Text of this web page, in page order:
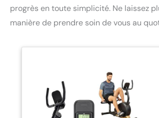
progrès en toute simplicité. Ne laissez
manière de prendre soin de vous au